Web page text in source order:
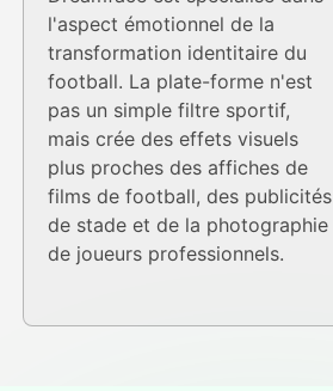
l'aspect émotionnel de la
transformation identitaire du
football. La plate-forme n'est
pas un simple filtre sportif,
mais crée des effets visuels
plus proches des affiches de
films de football, des publicités
de stade et de la photographie
de joueurs professionnels.